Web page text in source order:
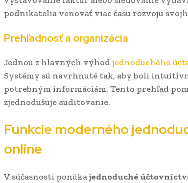
podnikatelia venovať viac času rozvoju
Prehľadnosť a organizácia
Jednou z hlavných výhod jednoduchého
Systémy sú navrhnuté tak, aby boli
potrebným informáciám. Tento prehľad
zjednodušuje auditovanie.
Funkcie moderného
online
V súčasnosti ponúkajednoduché